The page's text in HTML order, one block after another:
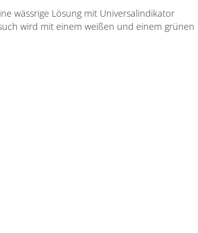
wässrige Lösung mit Universalindikator
wird mit einem weißen und einem grünen